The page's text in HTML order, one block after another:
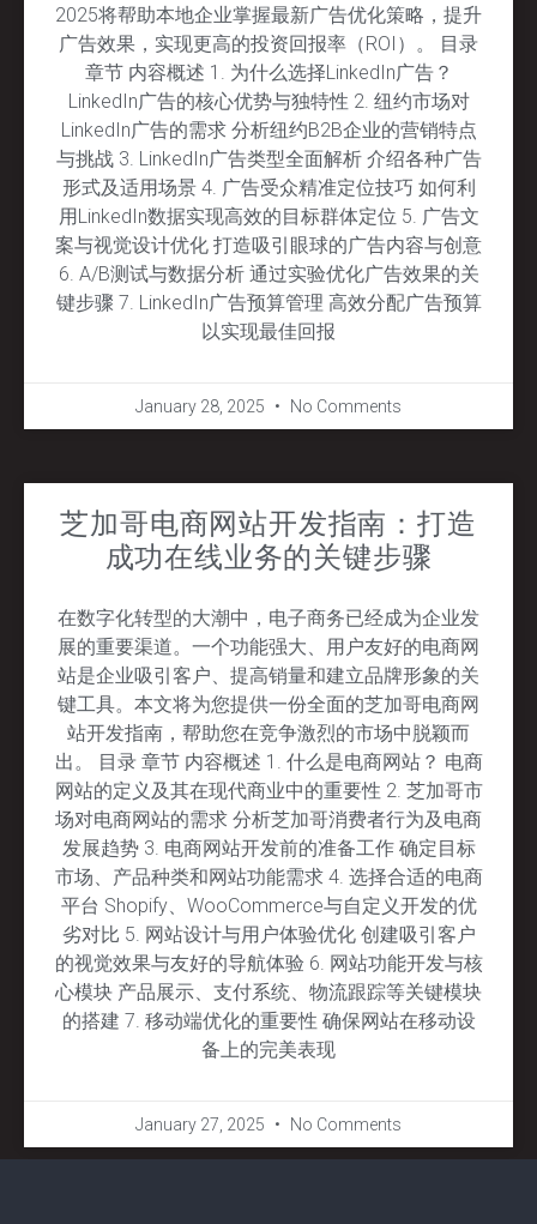
2025将帮助本地企业掌握最新广告优化策略，提升
广告效果，实现更高的投资回报率（ROI）。 目录
章节 内容概述 1. 为什么选择LinkedIn广告？
LinkedIn广告的核心优势与独特性 2. 纽约市场对
LinkedIn广告的需求 分析纽约B2B企业的营销特点
与挑战 3. LinkedIn广告类型全面解析 介绍各种广告
形式及适用场景 4. 广告受众精准定位技巧 如何利
用LinkedIn数据实现高效的目标群体定位 5. 广告文
案与视觉设计优化 打造吸引眼球的广告内容与创意
6. A/B测试与数据分析 通过实验优化广告效果的关
键步骤 7. LinkedIn广告预算管理 高效分配广告预算
以实现最佳回报
January 28, 2025 No Comments
芝加哥电商网站开发指南：打造
成功在线业务的关键步骤
在数字化转型的大潮中，电子商务已经成为企业发
展的重要渠道。一个功能强大、用户友好的电商网
站是企业吸引客户、提高销量和建立品牌形象的关
键工具。本文将为您提供一份全面的芝加哥电商网
站开发指南，帮助您在竞争激烈的市场中脱颖而
出。 目录 章节 内容概述 1. 什么是电商网站？ 电商
网站的定义及其在现代商业中的重要性 2. 芝加哥市
场对电商网站的需求 分析芝加哥消费者行为及电商
发展趋势 3. 电商网站开发前的准备工作 确定目标
市场、产品种类和网站功能需求 4. 选择合适的电商
平台 Shopify、WooCommerce与自定义开发的优
劣对比 5. 网站设计与用户体验优化 创建吸引客户
的视觉效果与友好的导航体验 6. 网站功能开发与核
心模块 产品展示、支付系统、物流跟踪等关键模块
的搭建 7. 移动端优化的重要性 确保网站在移动设
备上的完美表现
January 27, 2025 No Comments